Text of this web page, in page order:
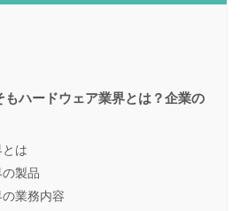
もハードウェア業界とは？企業の
は
製品
業務内容